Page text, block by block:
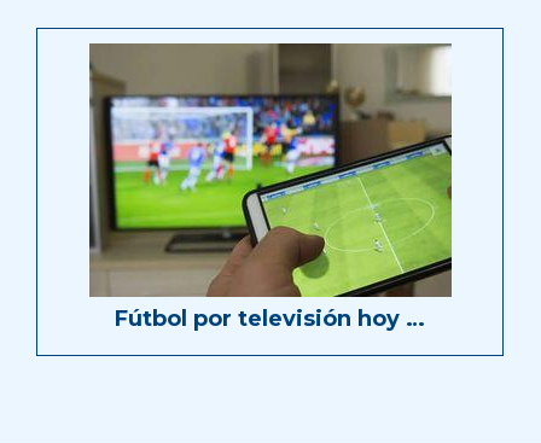
Fútbol por televisión hoy …